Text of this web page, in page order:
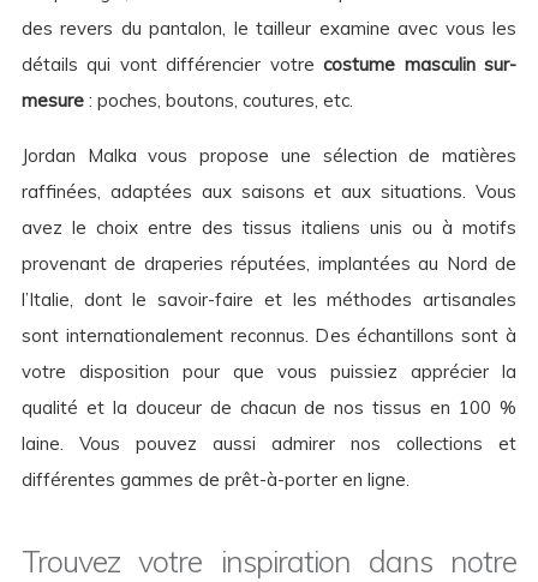
des revers du pantalon, le tailleur examine avec vous les
détails qui vont différencier votrecostume masculin sur-
mesure : poches, boutons, coutures, etc.
Jordan Malka vous propose une sélection de matières
raffinées, adaptées aux saisons et aux situations. Vous
avez le choix entre des tissus italiens unis ou à motifs
provenant de draperies réputées, implantées au Nord de
l’Italie, dont le savoir-faire et les méthodes artisanales
sont internationalement reconnus. Des échantillons sont à
votre disposition pour que vous puissiez apprécier la
qualité et la douceur de chacun de nos tissus en 100 %
laine. Vous pouvez aussi admirer nos collections et
différentes gammes de prêt-à-porter en ligne.
Trouvez votre inspiration dans notre